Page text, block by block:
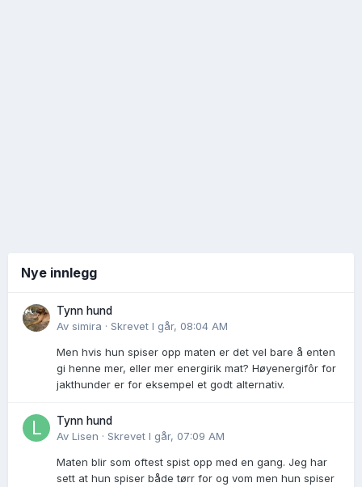
Nye innlegg
Tynn hund
Av simira · Skrevet I går, 08:04 AM
Men hvis hun spiser opp maten er det vel bare å enten
gi henne mer, eller mer energirik mat? Høyenergifôr for
jakthunder er for eksempel et godt alternativ.
Tynn hund
Av Lisen · Skrevet I går, 07:09 AM
Maten blir som oftest spist opp med en gang. Jeg har
sett at hun spiser både tørr for og vom men hun spiser